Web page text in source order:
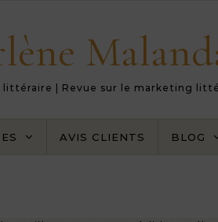
| Revue sur le marketing
AVIS CLIENTS BLOG